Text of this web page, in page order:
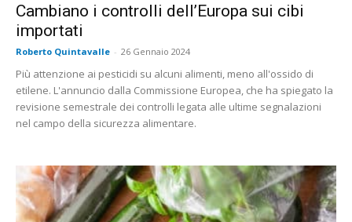
Cambiano i controlli dell’Europa sui cibi
importati
Roberto Quintavalle - 26 Gennaio 2024
Più attenzione ai pesticidi su alcuni alimenti, meno all'ossido di
etilene. L'annuncio dalla Commissione Europea, che ha spiegato la
revisione semestrale dei controlli legata alle ultime segnalazioni
nel campo della sicurezza alimentare.